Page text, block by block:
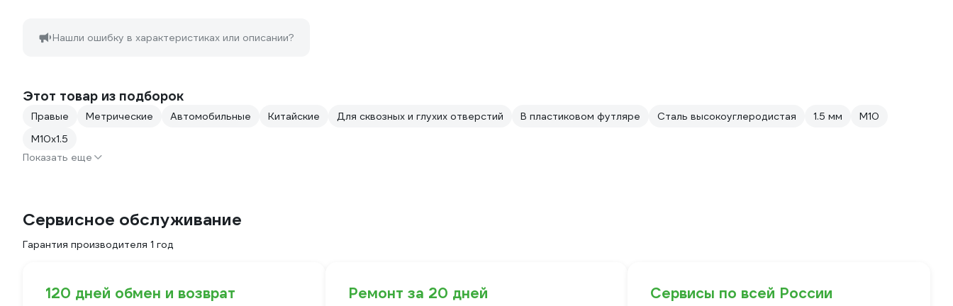
Нашли ошибку в характеристиках или описании?
Этот товар из подборок
Правые Метрические Автомобильные Китайские Для сквозных и глухих отверстий В пластиковом футляре Сталь высокоуглеродистая 1.5 мм
М10
М10х1.5
Показать еще
Сервисное обслуживание
Гарантия производителя 1 год
120 дней обмен и возврат Ремонт за 20 дней Сервисы по всей России